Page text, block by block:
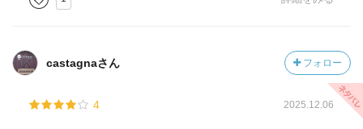
castagnaさん フォロー
4 2025.12.06